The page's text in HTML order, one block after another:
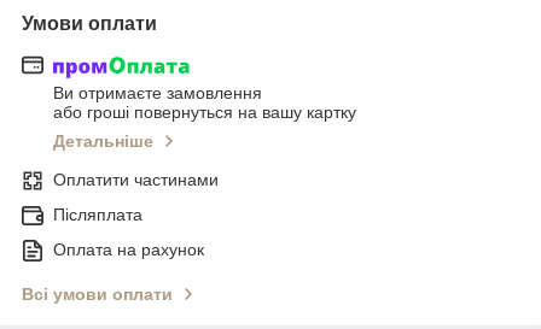
Умови оплати
Ви отримаєте замовлення
або гроші повернуться на вашу картку
Детальніше
Оплатити частинами
Післяплата
Оплата на рахунок
Всі умови оплати